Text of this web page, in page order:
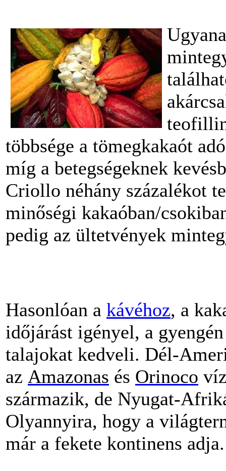
többsége a tömegkakaót
míg a betegségeknek
Criollo néhány százalékot
minőségi kakaóban/
pedig az ültetvények
Hasonlóan a kávéhoz, a
időjárást igényel, a
talajokat kedveli. Dél-
az Amazonas és Orinoco
származik, de Nyugat-
Olyannyira, hogy a
már a fekete kontinens adja.